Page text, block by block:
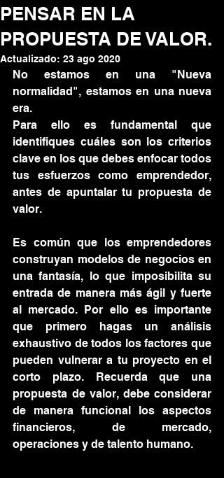
PENSAR EN LA
PROPUESTA DE VALOR.
Actualizado: 23 ago 2020
No estamos en una "Nueva
normalidad", estamos en una nueva
era.
Para ello es fundamental que
identifiques cuáles son los criterios
clave en los que debes enfocar todos
tus esfuerzos como emprendedor,
antes de apuntalar tu propuesta de
valor.
Es común que los emprendedores
construyan modelos de negocios en
una fantasía, lo que imposibilita su
entrada de manera más ágil y fuerte
al mercado. Por ello es importante
que primero hagas un análisis
exhaustivo de todos los factores que
pueden vulnerar a tu proyecto en el
corto plazo. Recuerda que una
propuesta de valor, debe considerar
de manera funcional los aspectos
financieros, de mercado,
operaciones y de talento humano.